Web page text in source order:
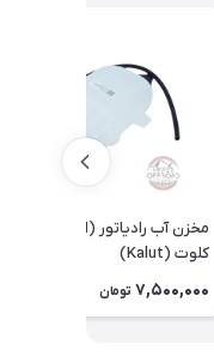
مخزن آب رادیاتور (انبساط) مکث
کلوت (Kalut)
7,500,000 تومان